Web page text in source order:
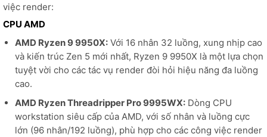
việc render:
CPU AMD
AMD Ryzen 9 9950X:Với 16 nhân 32 luồng, xung nhịp cao
và kiến trúc Zen 5 mới nhất, Ryzen 9 9950X là một lựa chọn
tuyệt vời cho các tác vụ render đòi hỏi hiệu năng đa luồng
cao.
AMD Ryzen Threadripper Pro 9995WX:Dòng CPU
workstation siêu cấp của AMD, với số nhân và luồng cực
lớn (96 nhân/192 luồng), phù hợp cho các công việc render